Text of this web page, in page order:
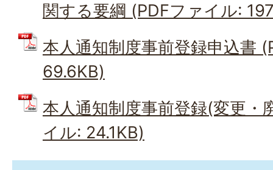
関する要綱 (PDFファイル:
本人通知制度事前登録申込書
69.6KB)
本人通知制度事前登録(変更・
イル: 24.1KB)